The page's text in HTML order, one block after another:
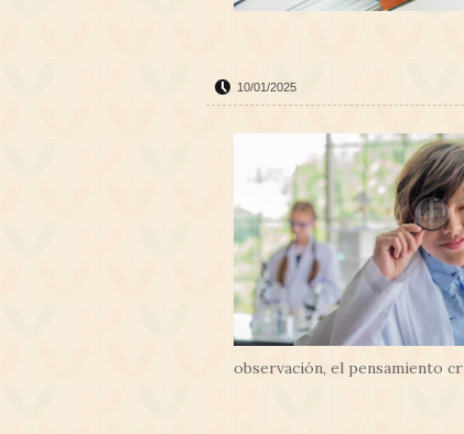
10/01/2025
observación, el pensamiento